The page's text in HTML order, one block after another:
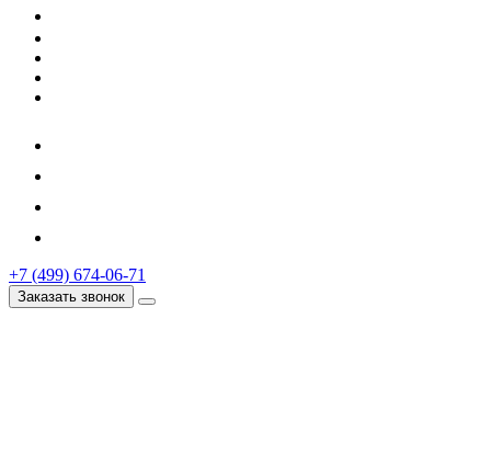
+7 (499) 674-06-71
Заказать звонок